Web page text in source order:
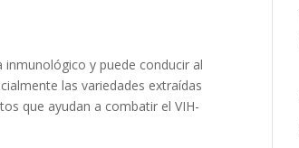
inmunológico y puede conducir al
las variedades extraídas
que ayudan a combatir el VIH-